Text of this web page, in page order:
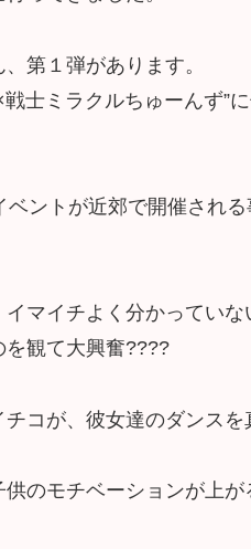
第１弾があります。
士ミラクルちゅーんず”
ベントが近郊で開催され
マイチよく分かってい
観て大興奮????
コが、彼女達のダンスを
のモチベーションが上